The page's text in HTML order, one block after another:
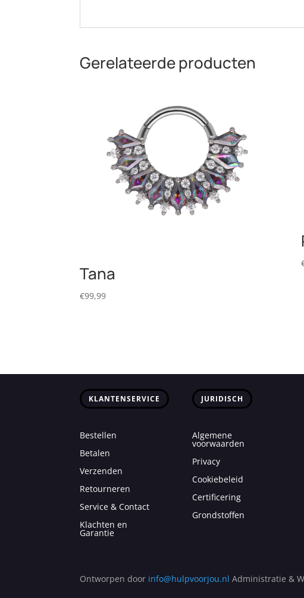
Gerelateerde producten
Tana
€99,99
KLANTENSERVICE
Bestellen
Betalen
Verzenden
Retourneren
Service & Contact
Klachten en
Garantie
JURIDISCH
Algemene
voorwaarden
Privacy
Cookiebeleid
Certificering
Grondstoffen
Ontworpen door info@hulpvoorjou.nl Administratie &